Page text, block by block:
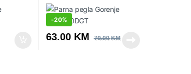
-20%
63.00 KM 79.00KM